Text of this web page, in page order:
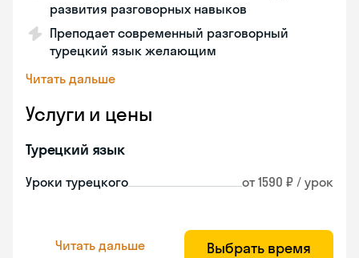
развития разговорных навыков
Преподает современный разговорный
турецкий язык желающим
Читать дальше
Услуги и цены
Турецкий язык
Уроки турецкого от 1590 ₽ / урок
Читать дальше Выбрать время